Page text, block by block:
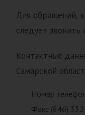
Для обращений,
следует
Контактные
Самарской
Номер
Факс (846)